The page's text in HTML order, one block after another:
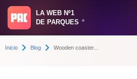
LA WEB Nº1
DE PARQUES
®
Inicio Blog Wooden coaster...